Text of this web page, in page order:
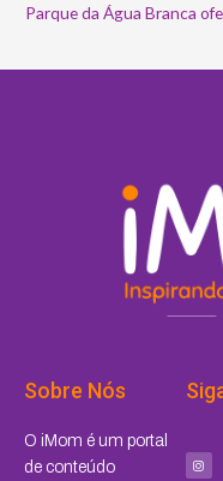
Parque da Água Branca
Sobre Nós
O iMom é um portal
de conteúdo
t